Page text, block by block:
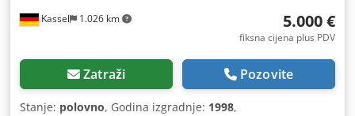
Kassel 1.026 km 5.000 €
fiksna cijena plus PDV
Zatraži Pozovite
Stanje: polovno, Godina izgradnje: 1998,